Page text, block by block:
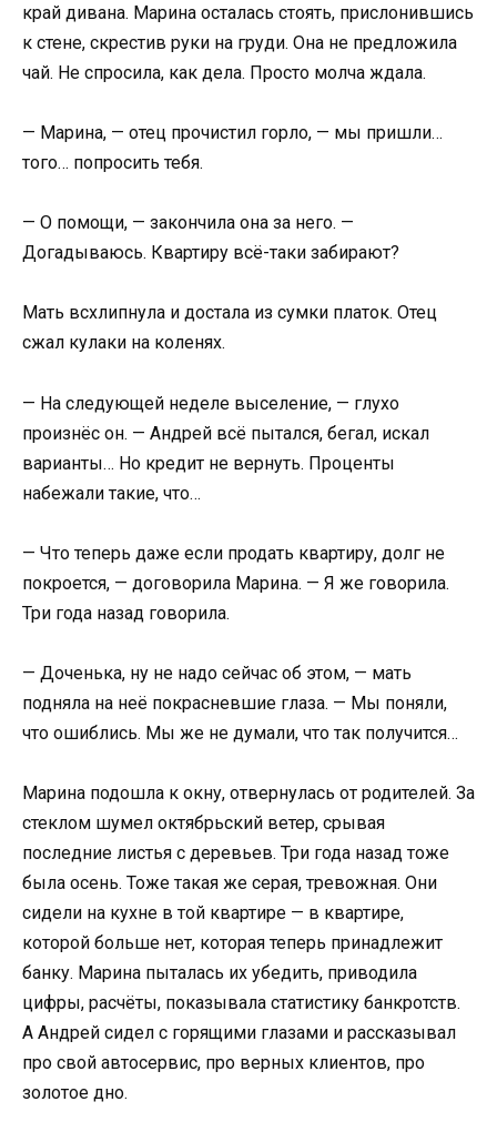
край дивана. Марина осталась стоять, прислонившись
к стене, скрестив руки на груди. Она не предложила
чай. Не спросила, как дела. Просто молча ждала.
— Марина, — отец прочистил горло, — мы пришли…
того… попросить тебя.
— О помощи, — закончила она за него. —
Догадываюсь. Квартиру всё-таки забирают?
Мать всхлипнула и достала из сумки платок. Отец
сжал кулаки на коленях.
— На следующей неделе выселение, — глухо
произнёс он. — Андрей всё пытался, бегал, искал
варианты… Но кредит не вернуть. Проценты
набежали такие, что…
— Что теперь даже если продать квартиру, долг не
покроется, — договорила Марина. — Я же говорила.
Три года назад говорила.
— Доченька, ну не надо сейчас об этом, — мать
подняла на неё покрасневшие глаза. — Мы поняли,
что ошиблись. Мы же не думали, что так получится…
Марина подошла к окну, отвернулась от родителей. За
стеклом шумел октябрьский ветер, срывая
последние листья с деревьев. Три года назад тоже
была осень. Тоже такая же серая, тревожная. Они
сидели на кухне в той квартире — в квартире,
которой больше нет, которая теперь принадлежит
банку. Марина пыталась их убедить, приводила
цифры, расчёты, показывала статистику банкротств.
А Андрей сидел с горящими глазами и рассказывал
про свой автосервис, про верных клиентов, про
золотое дно.